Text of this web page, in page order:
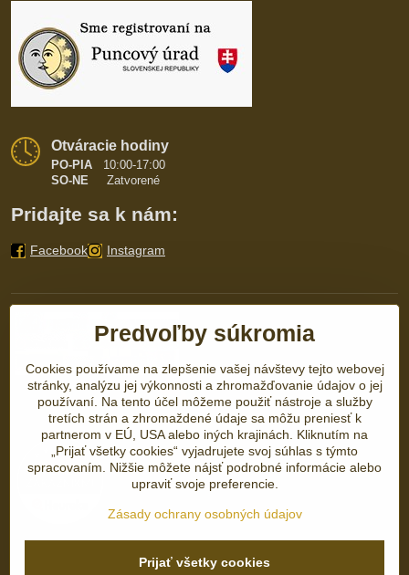
Otváracie hodiny
PO-PIA
10:00-17:00
SO-NE Zatvorené
Pridajte sa k nám:
Facebook Instagram
©2026Copyright
Predvoľby súkromia
Cookies používame na zlepšenie vašej návštevy tejto webovej
stránky, analýzu jej výkonnosti a zhromažďovanie údajov o jej
používaní. Na tento účel môžeme použiť nástroje a služby
tretích strán a zhromaždené údaje sa môžu preniesť k
partnerom v EÚ, USA alebo iných krajinách. Kliknutím na
„Prijať všetky cookies“ vyjadrujete svoj súhlas s týmto
spracovaním. Nižšie môžete nájsť podrobné informácie alebo
upraviť svoje preferencie.
Zásady ochrany osobných údajov
Prijať všetky cookies